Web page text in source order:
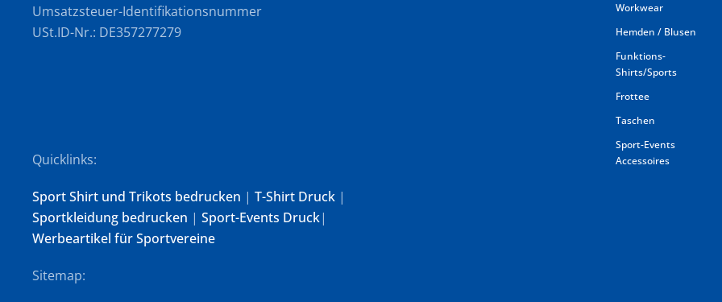
Umsatzsteuer-Identifikationsnummer
USt.ID-Nr.: DE357277279
Quicklinks:
Sport Shirt und Trikots bedrucken | T-Shirt Druck |
Sportkleidung bedrucken | Sport-Events Druck|
Werbeartikel für Sportvereine
Sitemap:
Workwear
Hemden / Blusen
Funktions-
Shirts/Sports
Frottee
Taschen
Sport-Events
Accessoires